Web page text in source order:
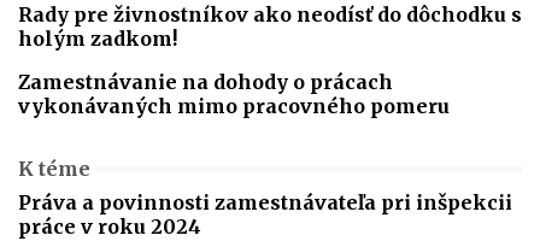
Rady pre živnostníkov ako neodísť do dôchodku s
holým zadkom!
Zamestnávanie na dohody o prácach
vykonávaných mimo pracovného pomeru
K téme
Práva a povinnosti zamestnávateľa pri inšpekcii
práce v roku 2024